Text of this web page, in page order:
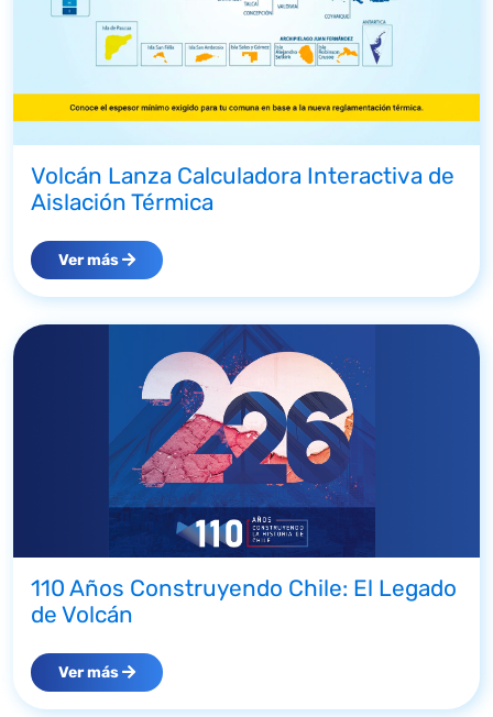
Volcán Lanza Calculadora Interactiva de
Aislación Térmica
Ver más
110 Años Construyendo Chile: El Legado
de Volcán
Ver más